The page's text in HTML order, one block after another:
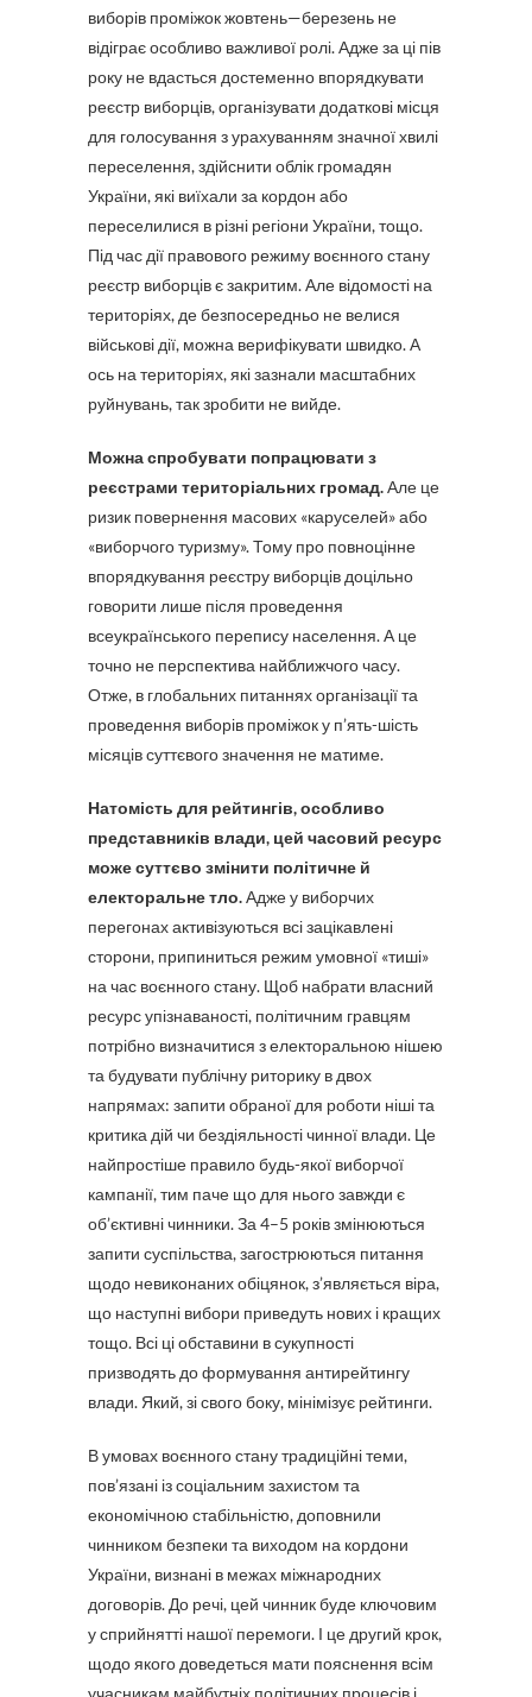
виборів проміжок жовтень—березень не
відіграє особливо важливої ролі. Адже за ці пів
року не вдасться достеменно впорядкувати
реєстр виборців, організувати додаткові місця
для голосування з урахуванням значної хвилі
переселення, здійснити облік громадян
України, які виїхали за кордон або
переселилися в різні регіони України, тощо.
Під час дії правового режиму воєнного стану
реєстр виборців є закритим. Але відомості на
територіях, де безпосередньо не велися
військові дії, можна верифікувати швидко. А
ось на територіях, які зазнали масштабних
руйнувань, так зробити не вийде.
Можна спробувати попрацювати з
реєстрами територіальних громад.Але це
ризик повернення масових «каруселей» або
«виборчого туризму». Тому про повноцінне
впорядкування реєстру виборців доцільно
говорити лише після проведення
всеукраїнського перепису населення. А це
точно не перспектива найближчого часу.
Отже, в глобальних питаннях організації та
проведення виборів проміжок у п’ять-шість
місяців суттєвого значення не матиме.
Натомість для рейтингів, особливо
представників влади, цей часовий ресурс
може суттєво змінити політичне й
електоральне тло.Адже у виборчих
перегонах активізуються всі зацікавлені
сторони, припиниться режим умовної «тиші»
на час воєнного стану. Щоб набрати власний
ресурс упізнаваності, політичним гравцям
потрібно визначитися з електоральною нішею
та будувати публічну риторику в двох
напрямах: запити обраної для роботи ніші та
критика дій чи бездіяльності чинної влади. Це
найпростіше правило будь-якої виборчої
кампанії, тим паче що для нього завжди є
об’єктивні чинники. За 4–5 років змінюються
запити суспільства, загострюються питання
щодо невиконаних обіцянок, з’являється віра,
що наступні вибори приведуть нових і кращих
тощо. Всі ці обставини в сукупності
призводять до формування антирейтингу
влади. Який, зі свого боку, мінімізує рейтинги.
В умовах воєнного стану традиційні теми,
пов’язані із соціальним захистом та
економічною стабільністю, доповнили
чинником безпеки та виходом на кордони
України, визнані в межах міжнародних
договорів. До речі, цей чинник буде ключовим
у сприйнятті нашої перемоги. І це другий крок,
щодо якого доведеться мати пояснення всім
учасникам майбутніх політичних процесів і